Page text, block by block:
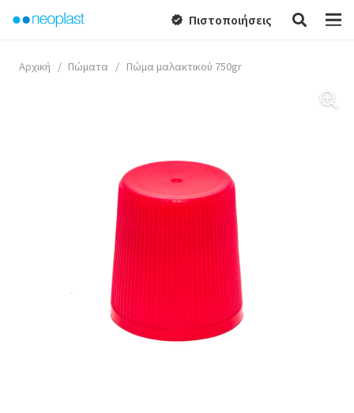
verified Πιστοποιήσεις
Αρχική / Πώματα / Πώμα μαλακτικού 750gr